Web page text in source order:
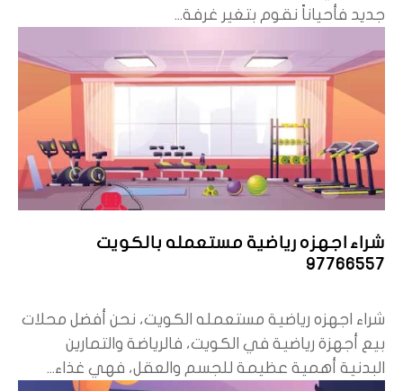
جديد فأحياناً نقوم بتغير غرفة...
شراء اجهزه رياضية مستعمله بالكويت
97766557
شراء اجهزه رياضية مستعمله الكويت، نحن أفضل محلات
بيع أجهزة رياضية في الكويت، فالرياضة والتمارين
البدنية أهمية عظيمة للجسم والعقل، فهي غذاء...